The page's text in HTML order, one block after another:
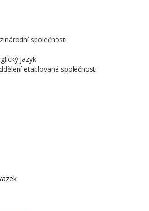
společnosti
jazyk
etablované společnosti